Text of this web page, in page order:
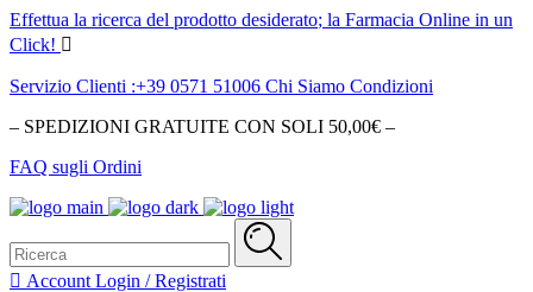
Effettua la ricerca del prodotto desiderato; la Farmacia Online in un
Click!
Servizio Clienti :+39 0571 51006 Chi Siamo Condizioni
– SPEDIZIONI GRATUITE CON SOLI 50,00€ –
FAQ sugli Ordini
per:
Account Login / Registrati